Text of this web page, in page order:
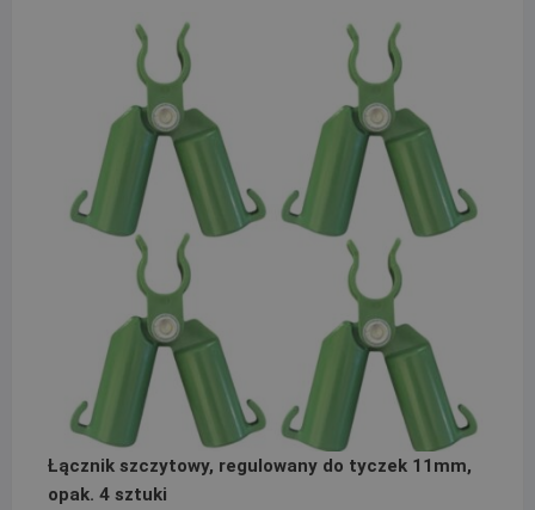
Łącznik szczytowy, regulowany do tyczek 11mm,
opak. 4 sztuki